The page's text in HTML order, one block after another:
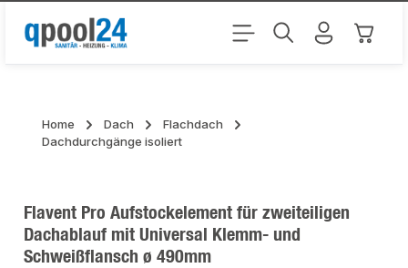
Zum Hauptinhalt springen
Home Dach
Flachdach
Dachdurchgänge isoliert
Flavent Pro Aufstockelement für zweiteiligen
Dachablauf mit Universal Klemm- und
Schweißflansch ø 490mm